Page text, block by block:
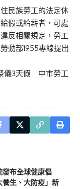
民族勞工的法定休
假或給薪者，可處
反相關規定，勞工
動部1955專線提出
儀3天假 中市勞工
發布全球健康倡
生、大防疫」新